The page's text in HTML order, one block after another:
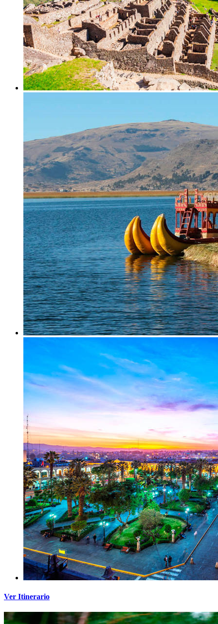
Ver Itinerario